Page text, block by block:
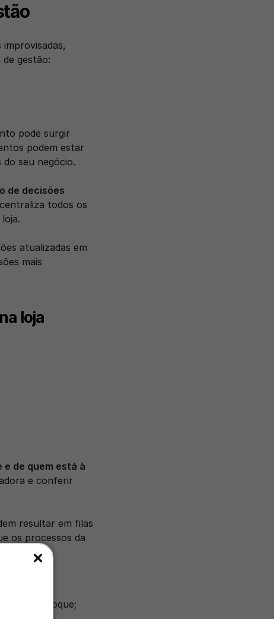
gestão:
pode surgir
podem estar
seu negócio.
de decisões
todos os
atualizadas em
mais
loja
e de quem está à
e conferir
resultar em filas
os processos da
de estoque;